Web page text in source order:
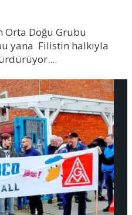
Orta Doğu Grubu
yana Filistin halkıyla
...